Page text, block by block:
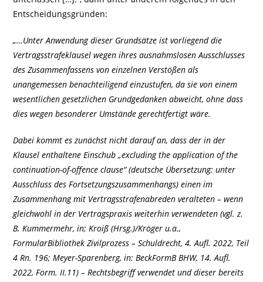
Entscheidungsgründen:
„…Unter Anwendung dieser Grundsätze ist vorliegend die
Vertragsstrafeklausel wegen ihres ausnahmslosen Ausschlusses
des Zusammenfassens von einzelnen Verstößen als
unangemessen benachteiligend einzustufen, da sie von einem
wesentlichen gesetzlichen Grundgedanken abweicht, ohne dass
dies wegen besonderer Umstände gerechtfertigt wäre.
Dabei kommt es zunächst nicht darauf an, dass der in der
Klausel enthaltene Einschub „excluding the application of the
continuation-of-offence clause“ (deutsche Übersetzung: unter
Ausschluss des Fortsetzungszusammenhangs) einen im
Zusammenhang mit Vertragsstrafenabreden veralteten – wenn
gleichwohl in der Vertragspraxis weiterhin verwendeten (vgl. z.
B. Kummermehr, in; Kroiß (Hrsg.)/Kröger u.a.,
FormularBibliothek Zivilprozess – Schuldrecht, 4. Aufl. 2022, Teil
4 Rn. 196; Meyer-Sparenberg, in: BeckFormB BHW, 14. Aufl.
2022, Form. II.11) – Rechtsbegriff verwendet und dieser bereits